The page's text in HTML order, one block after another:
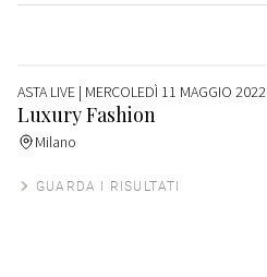
ASTA LIVE | MERCOLEDÌ 11 MAGGIO 2022
Luxury Fashion
Milano
GUARDA I RISULTATI